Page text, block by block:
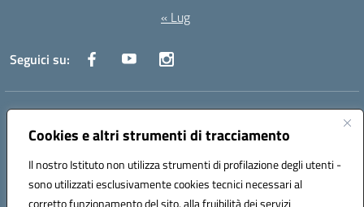
Cookies e altri strumenti di tracciamento
Il nostro Istituto non utilizza strumenti di profilazione degli utenti -
sono utilizzati esclusivamente cookies tecnici necessari al
corretto funzionamento del sito, alla fruibilità dei servizi
« Lug
Seguici su:
Indirizzo:Via Canale 1, Ancona
Centralino:071 204723 Email:anpc010006@istruzione.it
Codice fiscale: 93020970427
Codice meccanografico:
ANPC010006